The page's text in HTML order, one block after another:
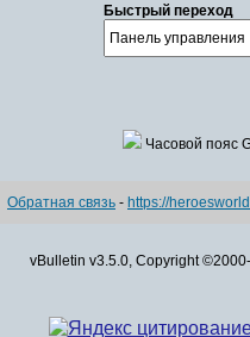
Быстрый переход
Часовой пояс
Обратная связь - https://
vBulletin v3.5.0, Copyright